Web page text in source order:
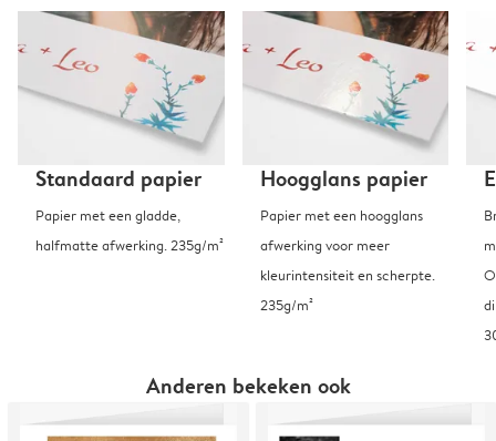
Standaard papier
Papier met een gladde,
halfmatte afwerking. 235g/m²
Hoogglans papier
Papier met een hoogglans
afwerking voor meer
kleurintensiteit en scherpte.
235g/m²
Anderen bekeken ook